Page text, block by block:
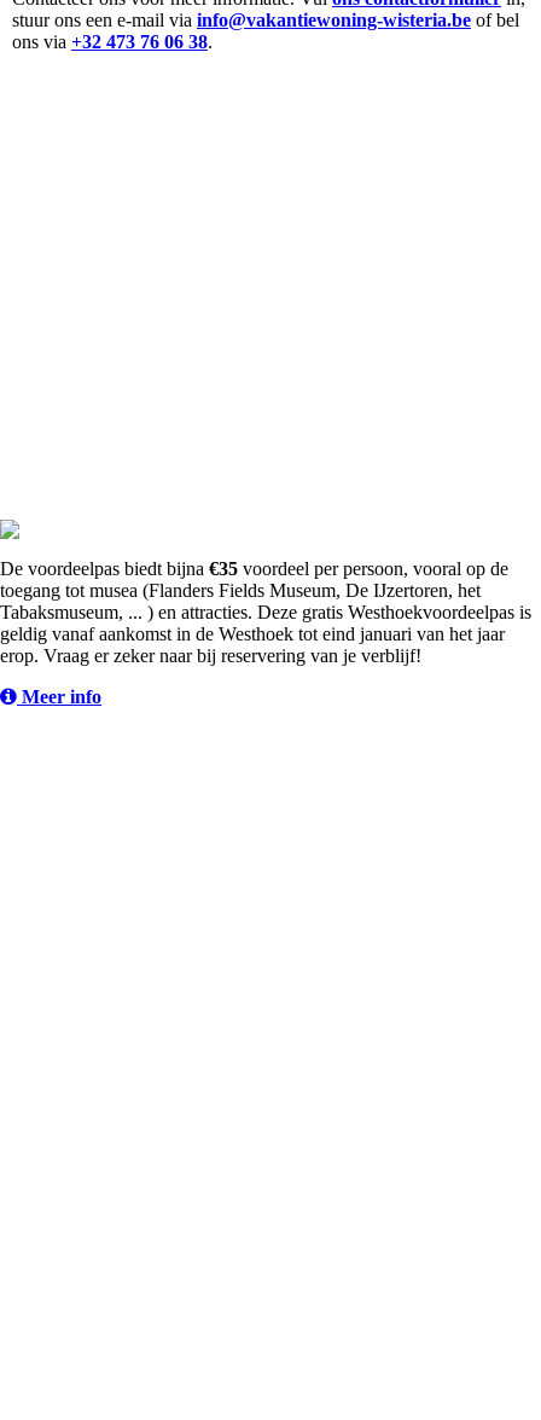
stuur ons een e-mail via info@vakantiewoning-wisteria.be of bel
ons via +32 473 76 06 38.
De voordeelpas biedt bijna €35 voordeel per persoon, vooral op de
toegang tot musea (Flanders Fields Museum, De IJzertoren, het
Tabaksmuseum, ... ) en attracties. Deze gratis Westhoekvoordeelpas is
geldig vanaf aankomst in de Westhoek tot eind januari van het jaar
erop. Vraag er zeker naar bij reservering van je verblijf!
Meer info